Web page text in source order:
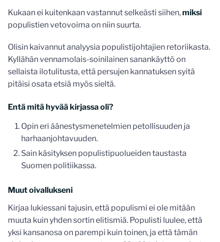
Kukaan ei kuitenkaan vastannut selkeästi siihen,miksi
populistien vetovoima on niin suurta.
Olisin kaivannut analyysia populistijohtajien retoriikasta.
Kyllähän vennamolais-soinilainen sanankäyttö on
sellaista ilotulitusta, että persujen kannatuksen syitä
pitäisi osata etsiä myös sieltä.
Entä mitä hyvää kirjassa oli?
Opin eri äänestysmenetelmien petollisuuden ja
harhaanjohtavuuden.
Sain käsityksen populistipuolueiden taustasta
Suomen politiikassa.
Muut oivallukseni
Kirjaa lukiessani tajusin, että populismi ei ole mitään
muuta kuin yhden sortin elitismiä. Populisti luulee, että
yksi kansanosa on parempi kuin toinen, ja että tämän